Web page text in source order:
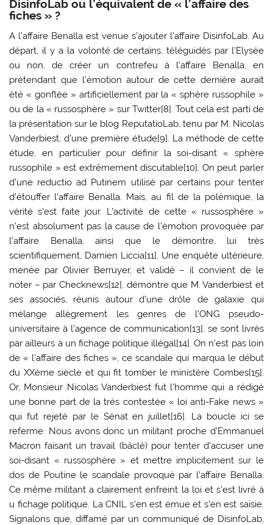
DisinfoLab ou l’équivalent de « l’affaire des
fiches » ?
A l’affaire Benalla est venue s’ajouter l’affaire DisinfoLab. Au
départ, il y a la volonté de certains, téléguidés par l’Elysée
ou non, de créer un contrefeu à l’affaire Benalla, en
prétendant que l’émotion autour de cette dernière aurait
été « gonflée » artificiellement par la « sphère russophile »
ou de la « russosphère » sur Twitter[8]. Tout cela est parti de
la présentation sur le blog ReputatioLab, tenu par M. Nicolas
Vanderbiest, d’une première étude[9]. La méthode de cette
étude, en particulier pour définir la soi-disant « sphère
russophile » est extrêmement discutable[10]. On peut parler
d’une reductio ad Putinem utilisé par certains pour tenter
d’étouffer l’affaire Benalla. Mais, au fil de la polémique, la
vérité s’est faite jour. L’activité de cette « russosphère »
n’est absolument pas la cause de l’émotion provoquée par
l’affaire Benalla, ainsi que le démontre, lui très
scientifiquement, Damien Liccia[11]. Une enquête ultérieure,
menée par Olivier Berruyer, et validé – il convient de le
noter – par Checknews[12], démontre que M. Vanderbiest et
ses associés, réunis autour d’une drôle de galaxie qui
mélange allègrement les genres de l’ONG pseudo-
universitaire à l’agence de communication[13], se sont livrés
par ailleurs à un fichage politique illégal[14]. On n’est pas loin
de « l’affaire des fiches », ce scandale qui marqua le début
du XXème siècle et qui fit tomber le ministère Combes[15].
Or, Monsieur Nicolas Vanderbiest fut l’homme qui a rédigé
une bonne part de la très contestée « loi anti-Fake news »
qui fut rejeté par le Sénat en juillet[16]. La boucle ici se
referme. Nous avons donc un militant proche d’Emmanuel
Macron faisant un travail (bâclé) pour tenter d’accuser une
soi-disant « russosphère » et mettre implicitement sur le
dos de Poutine le scandale provoqué par l’affaire Benalla.
Ce même militant a clairement enfreint la loi et s’est livré à
u fichage politique. La CNIL s’en est émue et s’en est saisie.
Signalons que, diffamé par un communiqué de DisinfoLab,